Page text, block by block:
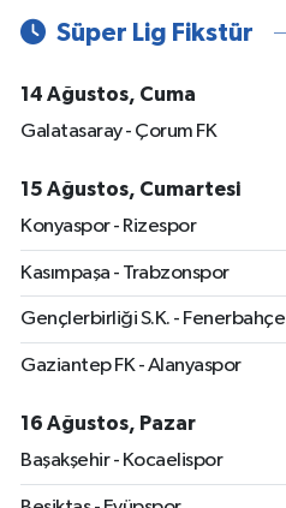
Süper Lig Fikstür
14 Ağustos, Cuma
Galatasaray - Çorum FK
15 Ağustos, Cumartesi
Konyaspor - Rizespor
Kasımpaşa - Trabzonspor
Gençlerbirliği S.K. - Fenerbahçe
Gaziantep FK - Alanyaspor
16 Ağustos, Pazar
Başakşehir - Kocaelispor